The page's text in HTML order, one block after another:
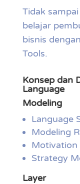
Tidak
belajar
bisnis
Tools.
Konsep dan
Language
Modeling
Language
Modeling
Motivation
Strategy
Layer